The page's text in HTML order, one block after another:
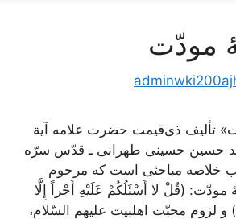
مودّت
تألیف ذی‌قیمت حضرت علامه آیة
حسین حسینی طهرانی ـ قدّس سرّه
خلاصه مباحثی است که مرحوم
مودّت: (قُلْ لا أَسْئَلُكُمْ عَلَيْهِ أَجْراً إِلَّا
و لزوم محبّت اهل‏بيت عليهم السّلام،